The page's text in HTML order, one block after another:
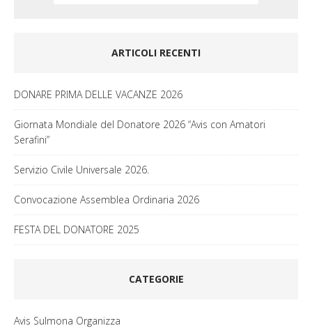
ARTICOLI RECENTI
DONARE PRIMA DELLE VACANZE 2026
Giornata Mondiale del Donatore 2026 “Avis con Amatori
Serafini”
Servizio Civile Universale 2026.
Convocazione Assemblea Ordinaria 2026
FESTA DEL DONATORE 2025
CATEGORIE
Avis Sulmona Organizza